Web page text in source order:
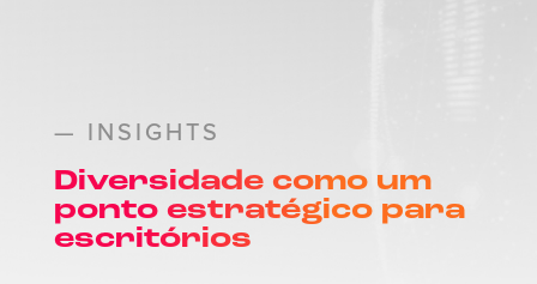
— INSIGHTS
Diversidade como um
ponto estratégico para
escritórios